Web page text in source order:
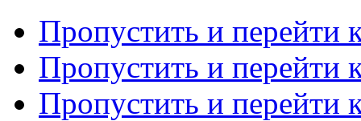
Пропустить и перейти
Пропустить и перейти
Пропустить и перейти